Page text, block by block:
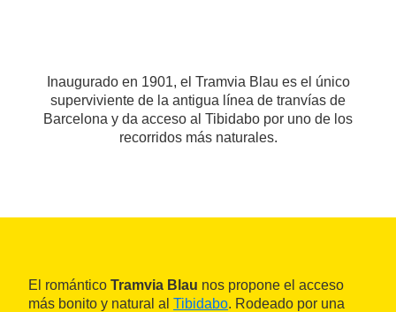
Inaugurado en 1901, el Tramvia Blau es el único
superviviente de la antigua línea de tranvías de
Barcelona y da acceso al Tibidabo por uno de los
recorridos más naturales.
El romántico Tramvia Blau nos propone el acceso
más bonito y natural al Tibidabo. Rodeado por una